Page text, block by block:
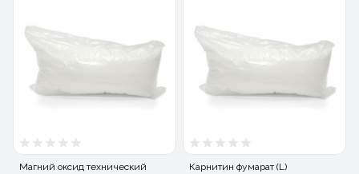
Магний оксид технический Карнитин фумарат (L)